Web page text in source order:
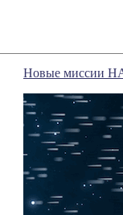
Новые миссии